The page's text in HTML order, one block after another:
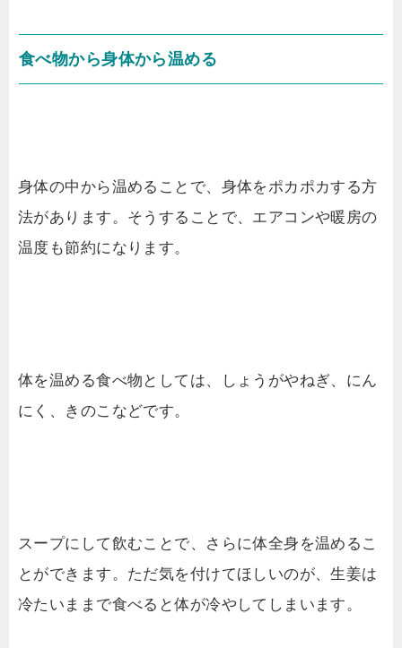
食べ物から身体から温める
身体の中から温めることで、身体をポカポカする方
法があります。そうすることで、エアコンや暖房の
温度も節約になります。
体を温める食べ物としては、しょうがやねぎ、にん
にく、きのこなどです。
スープにして飲むことで、さらに体全身を温めるこ
とができます。ただ気を付けてほしいのが、生姜は
冷たいままで食べると体が冷やしてしまいます。